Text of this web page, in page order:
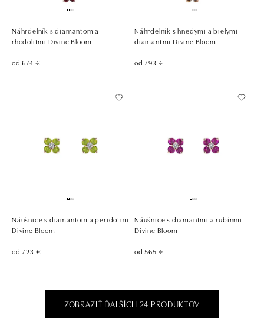
Náhrdelník s diamantom a
rhodolitmi Divine Bloom
od 674 €
Náhrdelník s hnedými a bielymi
diamantmi Divine Bloom
od 793 €
Náušnice s diamantom a peridotmi
Divine Bloom
od 723 €
Náušnice s diamantmi a rubínmi
Divine Bloom
od 565 €
ZOBRAZIŤ ĎALŠÍCH 24 PRODUKTOV